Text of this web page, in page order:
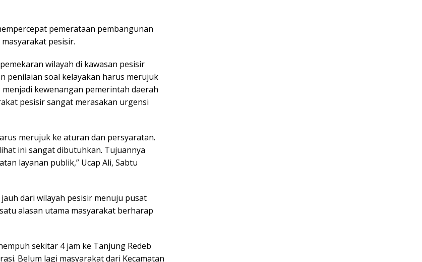
pemerataan pembangunan
pesisir.
wilayah di kawasan pesisir
penilaian soal kelayakan harus merujuk
kewenangan pemerintah daerah
pesisir sangat merasakan urgensi
merujuk ke aturan dan persyaratan.
ini sangat dibutuhkan. Tujuannya
layanan publik,” Ucap Ali, Sabtu
dari wilayah pesisir menuju pusat
alasan utama masyarakat berharap
sekitar 4 jam ke Tanjung Redeb
Belum lagi masyarakat dari Kecamatan